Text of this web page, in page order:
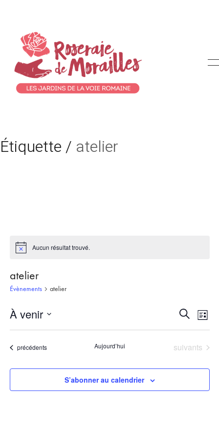
Étiquette / atelier
Notice Aucun résultat trouvé.
atelier
Évènements atelier
et
de
vues
Recherche
de
Liste
À venir
date.Évènements
précédents Aujourd’hui Évènements
suivants
S’abonner au calendrier